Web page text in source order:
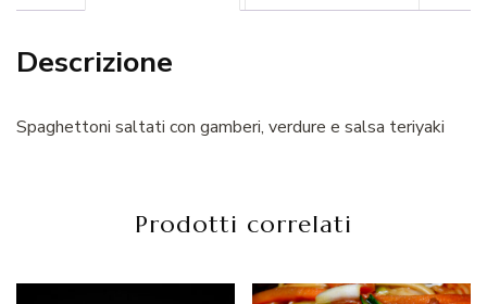
Descrizione
Spaghettoni saltati con gamberi, verdure e salsa teriyaki
Prodotti correlati